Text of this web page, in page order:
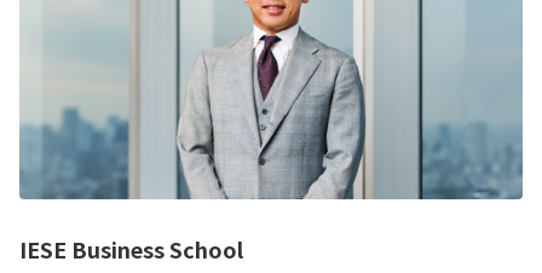
IESE Business School